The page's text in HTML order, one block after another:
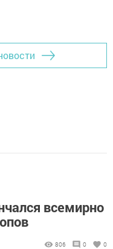
всемирно
806 0 0